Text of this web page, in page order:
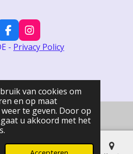
van cookies om
en op maat
te geven. Door op
gaat u akkoord met het
F
a
o
o
k
I
n
s
g
r
a
m
- Privacy Policy